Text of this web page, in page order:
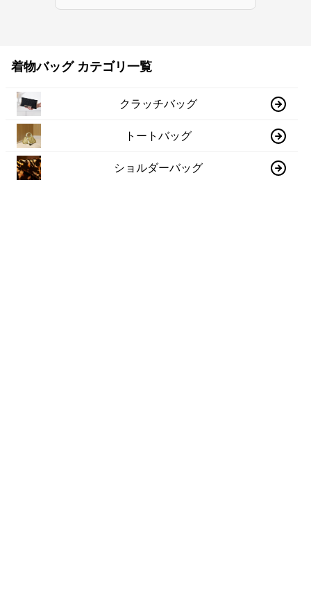
着物バッグ カテゴリ一覧
クラッチバッグ
トートバッグ
ショルダーバッグ